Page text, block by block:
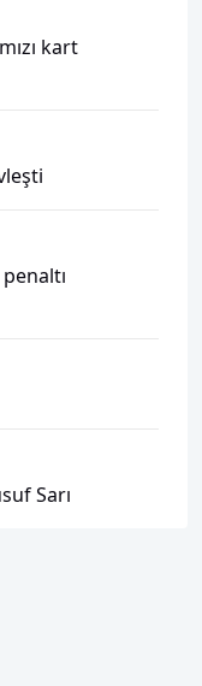
kart
Sarı